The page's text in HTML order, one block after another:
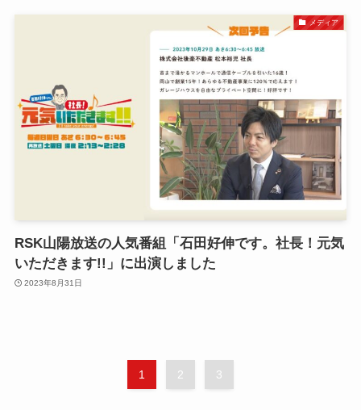
メディア
RSK山陽放送の人気番組「石田好伸です。社長！元気
いただきます!!」に出演しました
2023年8月31日
1 2 3